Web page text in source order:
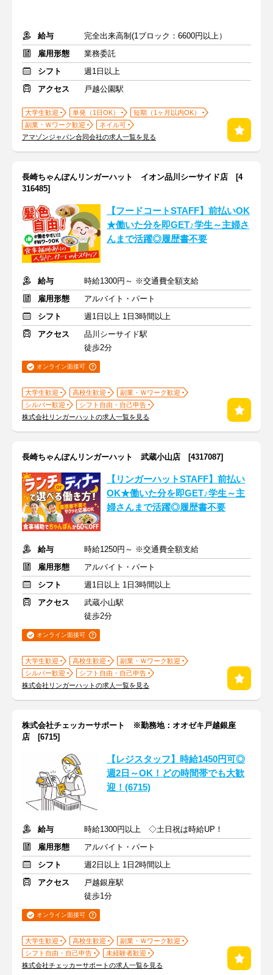
給与
完全出来高制(1ブロック：6600円以上）
雇用形態
業務委託
シフト
週1日以上
アクセス
戸越公園駅
大学生歓迎 単発（1日OK）
短期（1ヶ月以内OK）
副業・Ｗワーク歓迎
ネイル可
アマゾンジャパン合同会社の求人一覧を見る
長崎ちゃんぽんリンガーハット イオン品川シーサイド店 [4
316485]
【フードコートSTAFF】前払いOK
★働いた分を即GET♪学生～主婦さ
んまで活躍◎履歴書不要
給与
時給1300円～ ※交通費全額支給
雇用形態
アルバイト・パート
シフト
週1日以上 1日3時間以上
アクセス
品川シーサイド駅
徒歩2分
オンライン面接可
大学生歓迎 高校生歓迎
副業・Ｗワーク歓迎
シルバー歓迎
シフト自由・自己申告
株式会社リンガーハットの求人一覧を見る
長崎ちゃんぽんリンガーハット 武蔵小山店 [4317087]
【リンガーハットSTAFF】前払い
OK★働いた分を即GET♪学生～主
婦さんまで活躍◎履歴書不要
給与
時給1250円～ ※交通費全額支給
雇用形態
アルバイト・パート
シフト
週1日以上 1日3時間以上
アクセス
武蔵小山駅
徒歩2分
オンライン面接可
大学生歓迎 高校生歓迎
副業・Ｗワーク歓迎
シルバー歓迎
シフト自由・自己申告
株式会社リンガーハットの求人一覧を見る
株式会社チェッカーサポート ※勤務地：オオゼキ戸越銀座
店 [6715]
【レジスタッフ】時給1450円可◎
週2日～OK！どの時間帯でも大歓
迎！(6715)
給与
時給1300円以上 ◇土日祝は時給UP！
雇用形態
アルバイト・パート
シフト
週2日以上 1日2時間以上
アクセス
戸越銀座駅
徒歩1分
オンライン面接可
大学生歓迎 高校生歓迎
副業・Ｗワーク歓迎
シフト自由・自己申告
未経験者歓迎
株式会社チェッカーサポートの求人一覧を見る